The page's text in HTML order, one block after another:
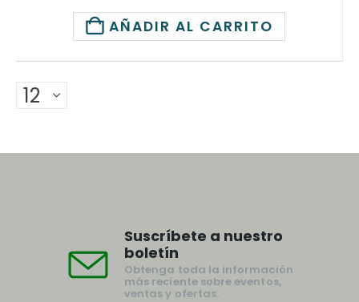
AÑADIR AL CARRITO
Suscríbete a nuestro
boletín
Obtenga toda la información
más reciente sobre eventos,
ventas y ofertas.